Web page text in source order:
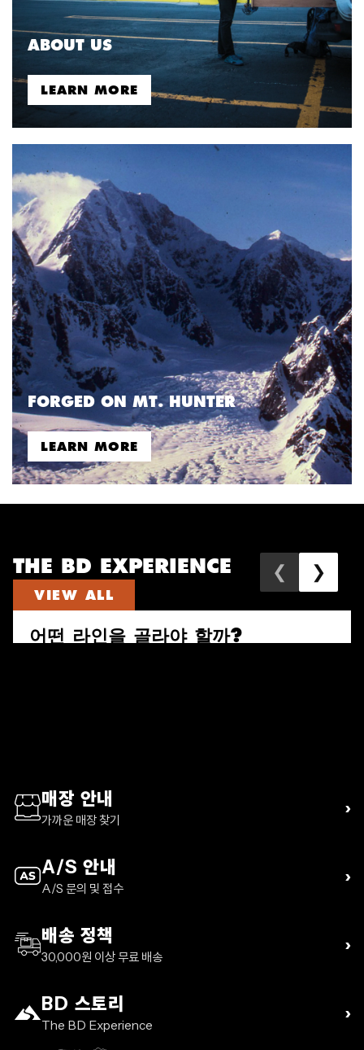
ABOUT US
LEARN MORE
FORGED ON MT. HUNTER
LEARN MORE
THE BD EXPERIENCE
VIEW ALL
❮ ❯
어떤 라인을 골라야 할까?
매장 안내
가까운 매장 찾기
›
A/S 안내
A/S 문의 및 접수
›
배송 정책
30,000원 이상 무료 배송
›
BD 스토리
The BD Experience
›